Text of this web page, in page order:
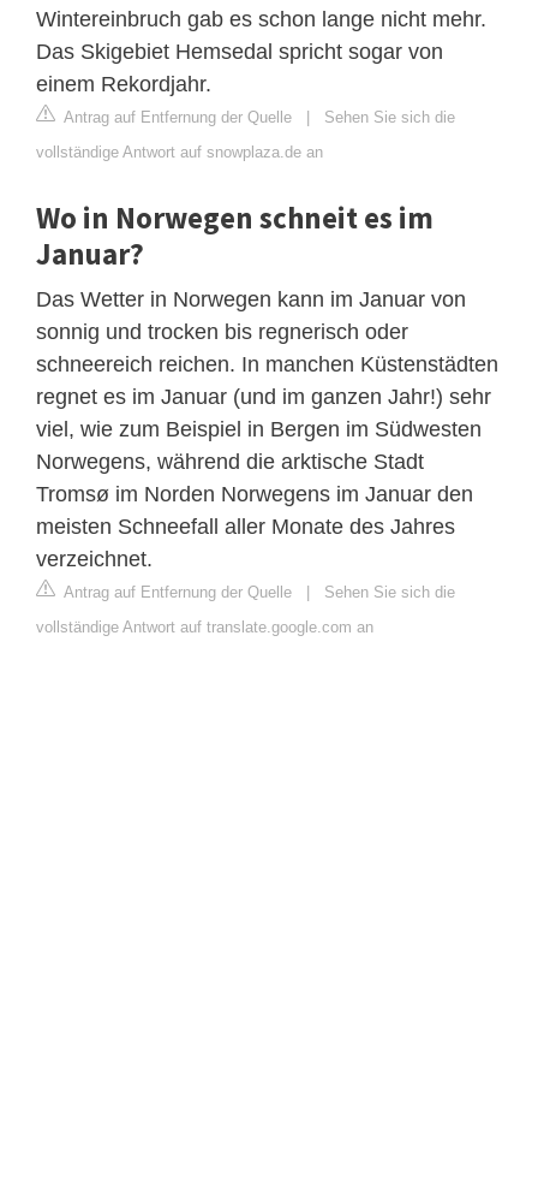
Wintereinbruch gab es schon lange nicht mehr.
Das Skigebiet Hemsedal spricht sogar von
einem Rekordjahr.
Antrag auf Entfernung der Quelle | Sehen Sie sich die
vollständige Antwort auf snowplaza.de an
Wo in Norwegen schneit es im
Januar?
Das Wetter in Norwegen kann im Januar von
sonnig und trocken bis regnerisch oder
schneereich reichen. In manchen Küstenstädten
regnet es im Januar (und im ganzen Jahr!) sehr
viel, wie zum Beispiel in Bergen im Südwesten
Norwegens, während die arktische Stadt
Tromsø im Norden Norwegens im Januar den
meisten Schneefall aller Monate des Jahres
verzeichnet.
Antrag auf Entfernung der Quelle | Sehen Sie sich die
vollständige Antwort auf translate.google.com an